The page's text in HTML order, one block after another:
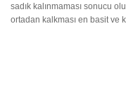
sadık kalınmaması sonucu
ortadan kalkması en basit ve